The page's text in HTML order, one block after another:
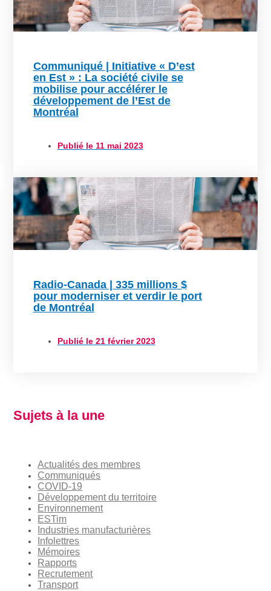
Communiqué | Initiative « D’est
en Est » : La société civile se
mobilise pour accélérer le
développement de l’Est de
Montréal
Publié le11 mai 2023
Radio-Canada | 335 millions $
pour moderniser et verdir le port
de Montréal
Publié le21 février 2023
Sujets à la une
Actualités des membres
Communiqués
COVID-19
Développement du territoire
Environnement
ESTim
Industries manufacturières
Infolettres
Mémoires
Rapports
Recrutement
Transport